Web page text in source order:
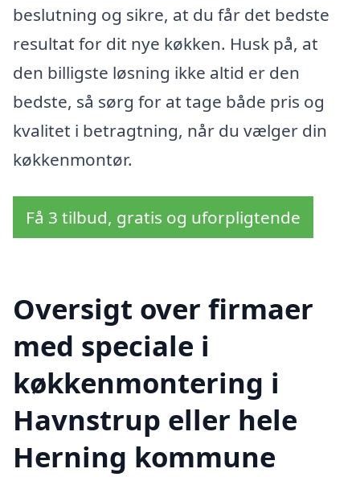
beslutning og sikre, at du får det bedste
resultat for dit nye køkken. Husk på, at
den billigste løsning ikke altid er den
bedste, så sørg for at tage både pris og
kvalitet i betragtning, når du vælger din
køkkenmontør.
Få 3 tilbud, gratis og uforpligtende
Oversigt over firmaer
med speciale i
køkkenmontering i
Havnstrup eller hele
Herning kommune